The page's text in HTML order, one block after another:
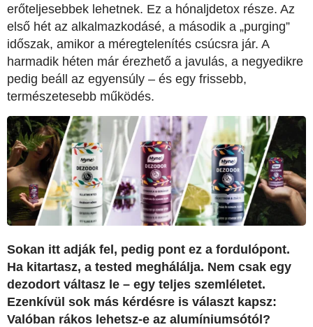
erőteljesebbek lehetnek. Ez a hónaljdetox része. Az
első hét az alkalmazkodásé, a második a „purging”
időszak, amikor a méregtelenítés csúcsra jár. A
harmadik héten már érezhető a javulás, a negyedikre
pedig beáll az egyensúly – és egy frissebb,
természetesebb működés.
Sokan itt adják fel, pedig pont ez a fordulópont.
Ha kitartasz, a tested meghálálja. Nem csak egy
dezodort váltasz le – egy teljes szemléletet.
Ezenkívül sok más kérdésre is választ kapsz:
Valóban rákos lehetsz-e az alumíniumsótól?